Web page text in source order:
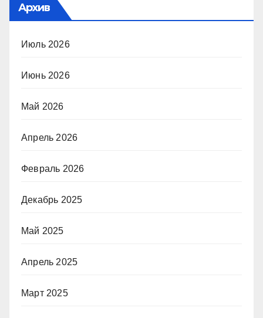
Архив
Июль 2026
Июнь 2026
Май 2026
Апрель 2026
Февраль 2026
Декабрь 2025
Май 2025
Апрель 2025
Март 2025